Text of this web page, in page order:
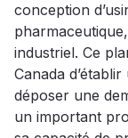
conception
industriel. Ce
Canada
déposer une
un important